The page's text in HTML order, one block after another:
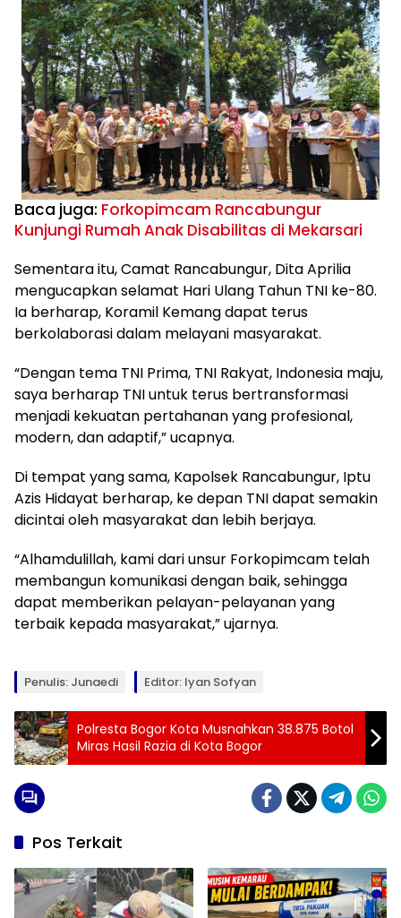
Baca juga: Forkopimcam Rancabungur
Kunjungi Rumah Anak Disabilitas di Mekarsari
Sementara itu, Camat Rancabungur, Dita Aprilia
mengucapkan selamat Hari Ulang Tahun TNI ke-80.
Ia berharap, Koramil Kemang dapat terus
berkolaborasi dalam melayani masyarakat.
“Dengan tema TNI Prima, TNI Rakyat, Indonesia maju,
saya berharap TNI untuk terus bertransformasi
menjadi kekuatan pertahanan yang profesional,
modern, dan adaptif,” ucapnya.
Di tempat yang sama, Kapolsek Rancabungur, Iptu
Azis Hidayat berharap, ke depan TNI dapat semakin
dicintai oleh masyarakat dan lebih berjaya.
“Alhamdulillah, kami dari unsur Forkopimcam telah
membangun komunikasi dengan baik, sehingga
dapat memberikan pelayan-pelayanan yang
terbaik kepada masyarakat,” ujarnya.
Penulis: Junaedi Editor: Iyan Sofyan
Polresta Bogor Kota Musnahkan 38.875 Botol
Miras Hasil Razia di Kota Bogor
Pos Terkait